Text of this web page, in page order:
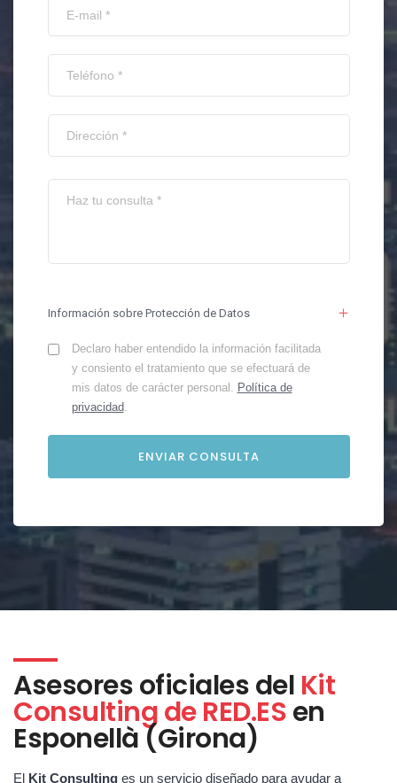
Información sobre Protección de Datos
Declaro haber entendido la información facilitada
y consiento el tratamiento que se efectuará de
mis datos de carácter personal. Política de
privacidad.
Asesores oficiales del Kit
Consulting de RED.ESen
Esponellà (Girona)
El Kit Consulting es un servicio diseñado para ayudar a